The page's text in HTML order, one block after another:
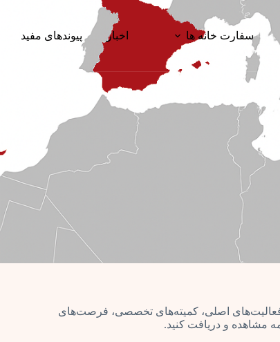
سفارت خانه ها اخبار
پیوندهای مفید
فعالیت‌های اصلی، کمیته‌های تخصصی، فرصت‌های
مشاهده و دریافت کنید.